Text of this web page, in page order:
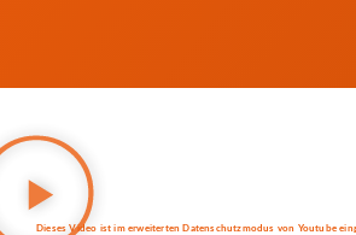
Dieses Video ist im erweiterten Datenschutzmodus von Youtube